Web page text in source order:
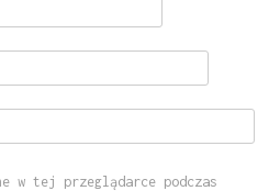
w tej przeglądarce podczas